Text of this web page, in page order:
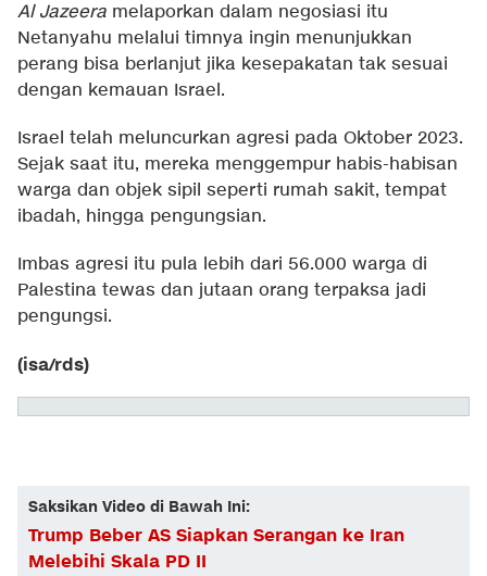
Al Jazeera melaporkan dalam negosiasi itu
Netanyahu melalui timnya ingin menunjukkan
perang bisa berlanjut jika kesepakatan tak sesuai
dengan kemauan Israel.
Israel telah meluncurkan agresi pada Oktober 2023.
Sejak saat itu, mereka menggempur habis-habisan
warga dan objek sipil seperti rumah sakit, tempat
ibadah, hingga pengungsian.
Imbas agresi itu pula lebih dari 56.000 warga di
Palestina tewas dan jutaan orang terpaksa jadi
pengungsi.
(isa/rds)
Saksikan Video di Bawah Ini:
Trump Beber AS Siapkan Serangan ke Iran
Melebihi Skala PD II